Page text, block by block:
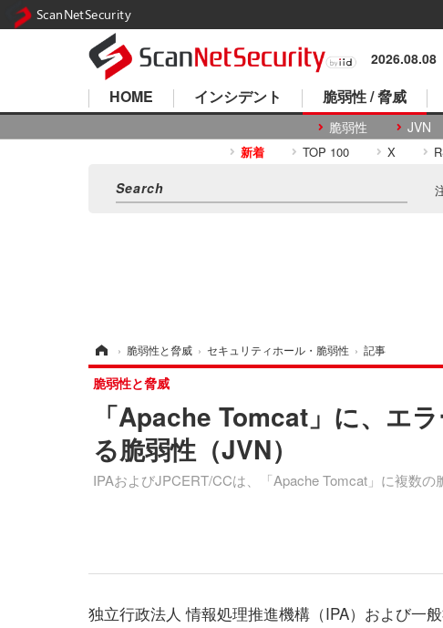
2026.08.08
HOME インシデント 脆弱性 / 脅威
脆弱性 JVN
新着 TOP 100 X
› 脆弱性と脅威 › セキュリティホール・脆弱性 › 記事
「Apache Tomcat」に、エ
る脆弱性（JVN）
IPAおよびJPCERT/CCは、「Apache Tomcat」に複数の
脆弱性と脅威
独立行政法人 情報処理推進機構（IPA）および一
ScanNetSecurity